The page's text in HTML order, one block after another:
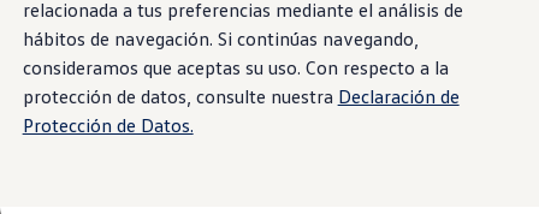
relacionada a tus preferencias mediante el análisis de
hábitos de navegación. Si continúas navegando,
consideramos que aceptas su uso. Con respecto a la
protección de datos, consulte nuestra Declaración de
Protección de Datos.
Espacio Exclusivo para Prensa
Latin NCAP
Tengo un Volkswagen
Manuales Volkswagen
Takata Airbag Recall Campaign
Noticias